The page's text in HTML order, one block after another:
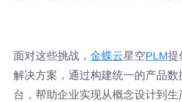
面对这些挑战，金蝶云星空PLM提
解决方案，通过构建统一的产品数
台，帮助企业实现从概念设计到生